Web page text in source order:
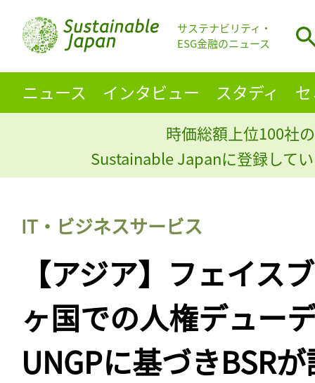
サステナビリティ・
ESG金融のニュース
ニュース インタビュー スタディ
時価総額上位100社
Sustainable Japanに登録して
IT・ビジネスサービス
【アジア】フェイス
ヶ国での人権デュー
UNGPに基づきBSR